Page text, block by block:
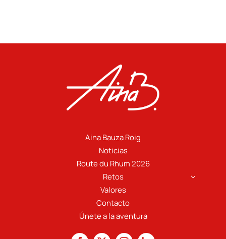
Aina Bauza Roig
Noticias
Route du Rhum 2026
Retos
Valores
Contacto
Únete a la aventura